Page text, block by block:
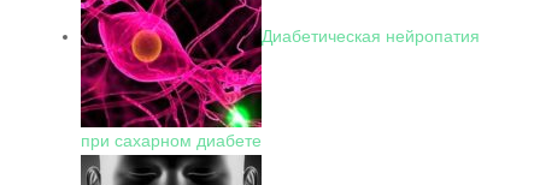
Диабетическая нейропатия
при сахарном диабете